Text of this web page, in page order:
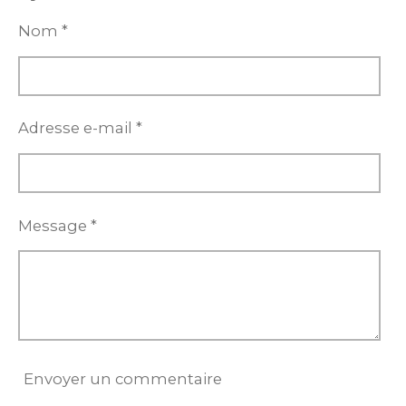
e
r
e
Nom *
Adresse e-mail *
Message *
Envoyer un commentaire